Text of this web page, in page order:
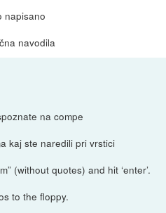
napisano
navodila
na compe
kaj ste naredili pri vrstici
(without quotes) and hit ‘enter’.
to the floppy.